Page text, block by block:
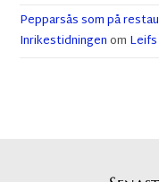
Pepparsås som på
Inrikestidningenom